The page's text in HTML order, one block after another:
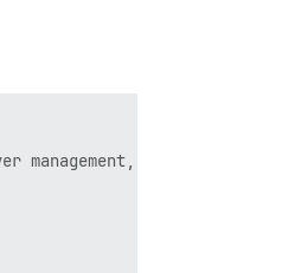
our official